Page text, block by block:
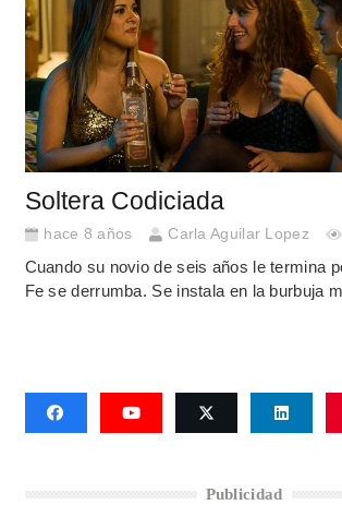
Soltera Codiciada
hace 8 años Carla Aguilar Lopez
Cuando su novio de seis años le termina
Fe se derrumba. Se instala en la burbuja
Publicidad